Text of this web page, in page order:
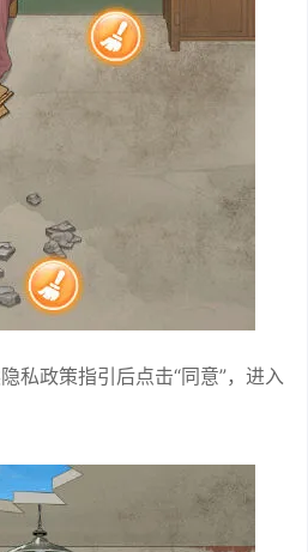
私政策指引后点击“同意”，进入